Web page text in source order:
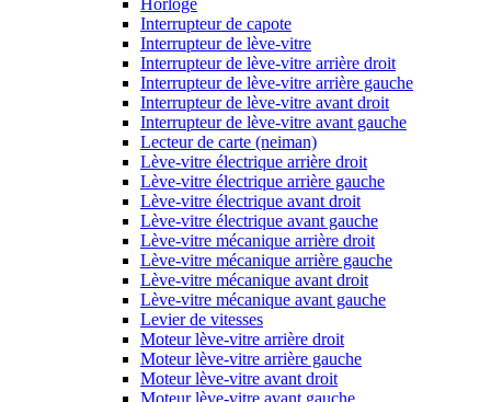
Horloge
Interrupteur de capote
Interrupteur de lève-vitre
Interrupteur de lève-vitre arrière droit
Interrupteur de lève-vitre arrière gauche
Interrupteur de lève-vitre avant droit
Interrupteur de lève-vitre avant gauche
Lecteur de carte (neiman)
Lève-vitre électrique arrière droit
Lève-vitre électrique arrière gauche
Lève-vitre électrique avant droit
Lève-vitre électrique avant gauche
Lève-vitre mécanique arrière droit
Lève-vitre mécanique arrière gauche
Lève-vitre mécanique avant droit
Lève-vitre mécanique avant gauche
Levier de vitesses
Moteur lève-vitre arrière droit
Moteur lève-vitre arrière gauche
Moteur lève-vitre avant droit
Moteur lève-vitre avant gauche